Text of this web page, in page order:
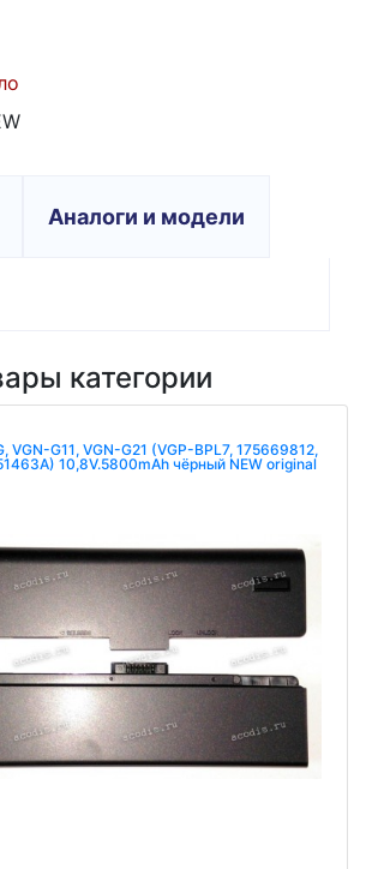
Аналоги и модели
категории
VGN-G11, VGN-G21 (VGP-BPL7, 175669812,
10,8V.5800mAh чёрный NEW original